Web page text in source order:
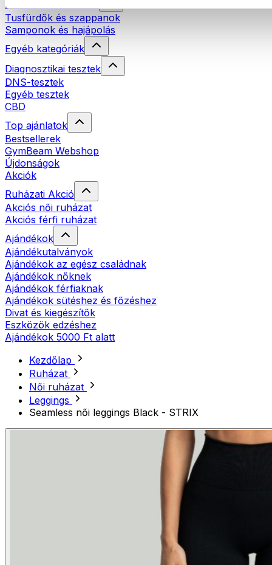
Natúrkozmetikumok
Tusfürdők és szappanok
Samponok és hajápolás
Egyéb kategóriák
Diagnosztikai tesztek
DNS-tesztek
Egyéb tesztek
CBD
Top ajánlatok
Bestsellerek
GymBeam Webshop
Újdonságok
Akciók
Ruházati Akció
Akciós női ruházat
Akciós férfi ruházat
Ajándékok
Ajándékutalványok
Ajándékok az egész családnak
Ajándékok nőknek
Ajándékok férfiaknak
Ajándékok sütéshez és főzéshez
Divat és kiegészítők
Eszközök edzéshez
Ajándékok 5000 Ft alatt
Kezdőlap
Ruházat
Női ruházat
Leggings
Seamless női leggings Black - STRIX